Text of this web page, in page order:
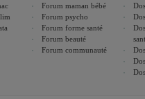
Forum maman bébé
Forum psycho
Forum forme santé
Forum beauté
Forum communauté